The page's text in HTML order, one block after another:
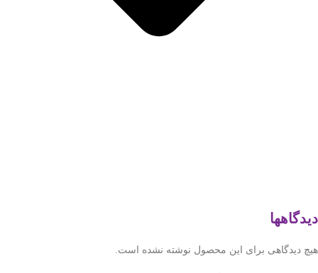
دیدگاهها
هیچ دیدگاهی برای این محصول نوشته نشده است.